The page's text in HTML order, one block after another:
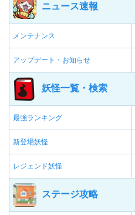
ニュース速報
メンテナンス
アップデート・お知らせ
妖怪一覧・検索
最強ランキング
新登場妖怪
レジェンド妖怪
ステージ攻略